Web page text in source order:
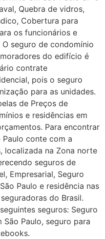
Quebra de vidros,
Cobertura para
os funcionários e
seguro de condomínio
do edifício é
contrate
pois o seguro
para as unidades.
de Preços de
e residências em
Para encontrar
conte com a
localizada na Zona norte
seguros de
Empresarial, Seguro
Paulo e residência nas
do Brasil.
seguros: Seguro
Paulo, seguro para